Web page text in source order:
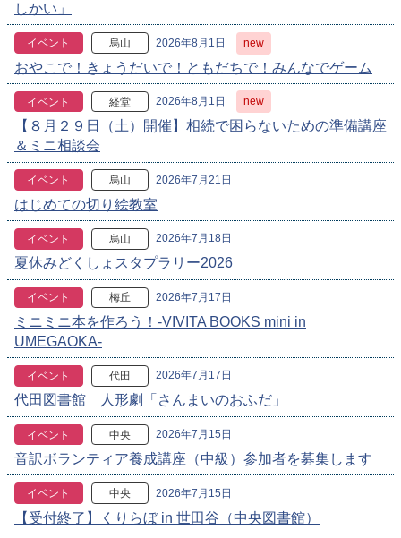
しかい」
イベント 烏山 2026年8月1日 new
おやこで！きょうだいで！ともだちで！みんなでゲーム
イベント 経堂 2026年8月1日 new
【８月２９日（土）開催】相続で困らないための準備講座
＆ミニ相談会
イベント 烏山 2026年7月21日
はじめての切り絵教室
イベント 烏山 2026年7月18日
夏休みどくしょスタプラリー2026
イベント 梅丘 2026年7月17日
ミニミニ本を作ろう！-VIVITA BOOKS mini in
UMEGAOKA-
イベント 代田 2026年7月17日
代田図書館 人形劇「さんまいのおふだ」
イベント 中央 2026年7月15日
音訳ボランティア養成講座（中級）参加者を募集します
イベント 中央 2026年7月15日
【受付終了】くりらぼ in 世田谷（中央図書館）